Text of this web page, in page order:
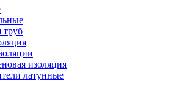
труб
изоляция
латунные